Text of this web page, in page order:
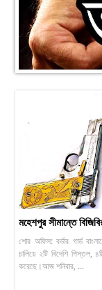
মহেশপুর সীমান্তে
শোর অফিস: বর্ডার গার্ড
চালিয়ে ২টি বিদেশি পিস্তল,
করেছে।আজ শনিবার, ...